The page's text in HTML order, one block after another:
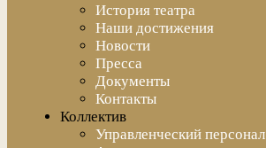
История театра
Наши достижения
Новости
Пресса
Документы
Контакты
Коллектив
Управленческий персонал